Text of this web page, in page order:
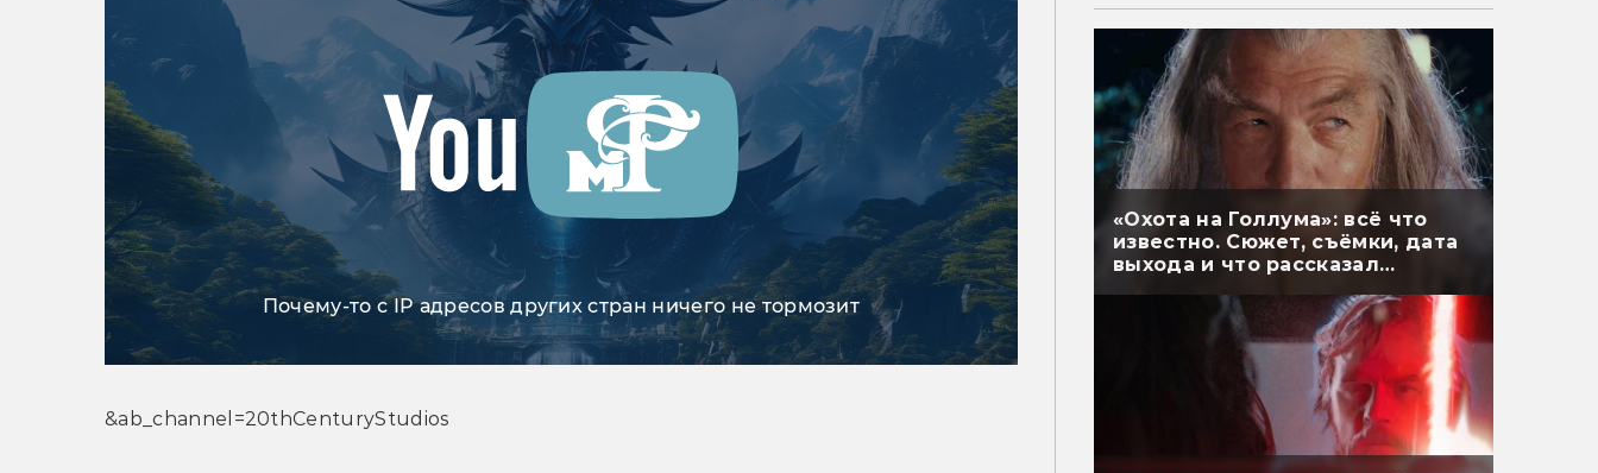
Почему-то с IP адресов других стран ничего не тормозит
&ab_channel=20thCenturyStudios
«Охота на Голлума»: всё что
известно. Сюжет, съёмки, дата
выхода и что рассказал